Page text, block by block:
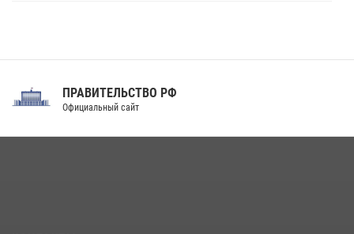
Праздник «Один день с Росгвардией» к 105-летию Центрального
ПРАВИТЕЛЬСТВО РФ
Официальный сайт